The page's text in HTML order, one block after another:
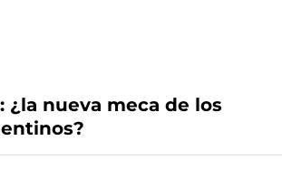
¿la nueva meca de los